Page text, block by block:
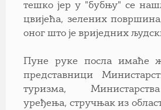
тешко јер у "бубњу" се
цвијећа, зелених
оног што је вриједних
Пуне руке посла имаће
представници
туризма,
уређења, стручњак из